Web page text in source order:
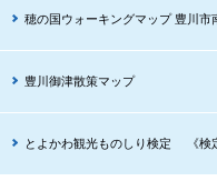
穂の国ウォーキングマップ 豊川市
豊川御津散策マップ
とよかわ観光ものしり検定 《検